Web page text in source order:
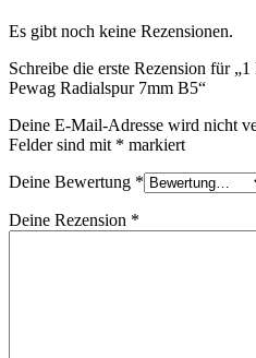
Es gibt noch keine Rezensionen.
Schreibe die erste Rezension für
Pewag Radialspur 7mm B5“
Deine E-Mail-Adresse wird nicht
Felder sind mit * markiert
Deine Bewertung *
Deine Rezension *